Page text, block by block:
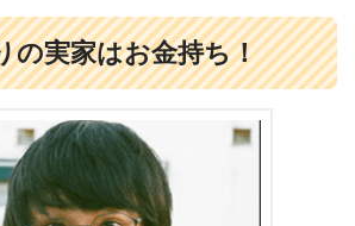
の実家はお金持ち！